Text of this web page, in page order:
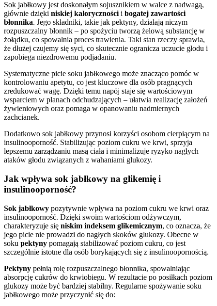
Sok jabłkowy jest doskonałym sojusznikiem w walce z nadwagą,
głównie dzięki niskiej kaloryczności i bogatej zawartości
błonnika. Jego składniki, takie jak pektyny, działają niczym
rozpuszczalny błonnik – po spożyciu tworzą żelową substancję w
żołądku, co spowalnia proces trawienia. Taki stan rzeczy sprawia,
że dłużej czujemy się syci, co skutecznie ogranicza uczucie głodu i
zapobiega niezdrowemu podjadaniu.
Systematyczne picie soku jabłkowego może znacząco pomóc w
kontrolowaniu apetytu, co jest kluczowe dla osób pragnących
zredukować wagę. Dzięki temu napój staje się wartościowym
wsparciem w planach odchudzających – ułatwia realizację założeń
żywieniowych oraz pomaga w opanowaniu nadmiernych
zachcianek.
Dodatkowo sok jabłkowy przynosi korzyści osobom cierpiącym na
insulinooporność. Stabilizując poziom cukru we krwi, sprzyja
lepszemu zarządzaniu masą ciała i minimalizuje ryzyko nagłych
ataków głodu związanych z wahaniami glukozy.
Jak wpływa sok jabłkowy na glikemię i
insulinooporność?
Sok jabłkowy pozytywnie wpływa na poziom cukru we krwi oraz
insulinooporność. Dzięki swoim wartościom odżywczym,
charakteryzuje się niskim indeksem glikemicznym, co oznacza, że
jego picie nie prowadzi do nagłych skoków glukozy. Obecne w
soku pektyny pomagają stabilizować poziom cukru, co jest
szczególnie istotne dla osób borykających się z insulinoopornością.
Pektyny pełnią rolę rozpuszczalnego błonnika, spowalniając
absorpcję cukrów do krwiobiegu. W rezultacie po posiłkach poziom
glukozy może być bardziej stabilny. Regularne spożywanie soku
jabłkowego może przyczynić się do: